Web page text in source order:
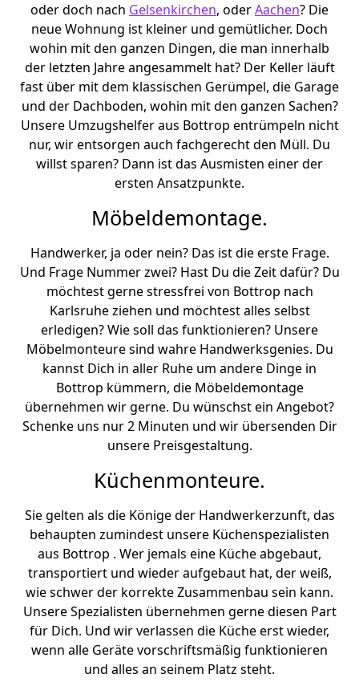
oder doch nach Gelsenkirchen, oderAachen? Die
neue Wohnung ist kleiner und gemütlicher. Doch
wohin mit den ganzen Dingen, die man innerhalb
der letzten Jahre angesammelt hat? Der Keller läuft
fast über mit dem klassischen Gerümpel, die Garage
und der Dachboden, wohin mit den ganzen Sachen?
Unsere Umzugshelfer aus Bottrop entrümpeln nicht
nur, wir entsorgen auch fachgerecht den Müll. Du
willst sparen? Dann ist das Ausmisten einer der
ersten Ansatzpunkte.
Möbeldemontage.
Handwerker, ja oder nein? Das ist die erste Frage.
Und Frage Nummer zwei? Hast Du die Zeit dafür? Du
möchtest gerne stressfrei von Bottrop nach
Karlsruhe ziehen und möchtest alles selbst
erledigen? Wie soll das funktionieren? Unsere
Möbelmonteure sind wahre Handwerksgenies. Du
kannst Dich in aller Ruhe um andere Dinge in
Bottrop kümmern, die Möbeldemontage
übernehmen wir gerne. Du wünschst ein Angebot?
Schenke uns nur 2 Minuten und wir übersenden Dir
unsere Preisgestaltung.
Küchenmonteure.
Sie gelten als die Könige der Handwerkerzunft, das
behaupten zumindest unsere Küchenspezialisten
aus Bottrop . Wer jemals eine Küche abgebaut,
transportiert und wieder aufgebaut hat, der weiß,
wie schwer der korrekte Zusammenbau sein kann.
Unsere Spezialisten übernehmen gerne diesen Part
für Dich. Und wir verlassen die Küche erst wieder,
wenn alle Geräte vorschriftsmäßig funktionieren
und alles an seinem Platz steht.